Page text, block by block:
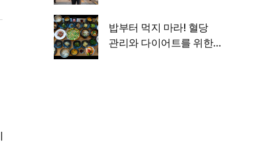
밥부터 먹지 마라! 혈당
관리와 다이어트를 위한